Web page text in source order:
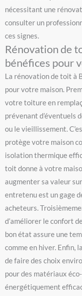
nécessitant une
consulter un
ces signes.
Rénovation de
bénéfices pour
La rénovation de toit à
pour votre maison.
votre toiture en
prévenant d’éventuels
ou le vieillissement.
protège votre maison
isolation thermique
toit donne à votre
augmenter sa valeur
entretenu est un gage
acheteurs.
d’améliorer le confort
bon état assure une
comme en hiver. Enfin,
de faire des choix
pour des matériaux
énergétiquement